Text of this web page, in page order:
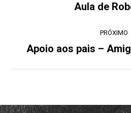
Post
Aula de
PRÓXIMO
Apoio aos pais –